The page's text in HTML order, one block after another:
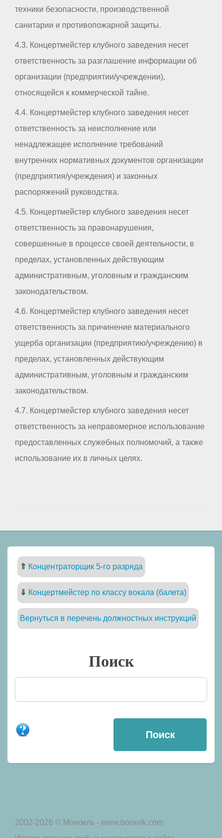
техники безопасности, производственной
санитарии и противопожарной защиты.
4.3. Концертмейстер клубного заведения несет
ответственность за разглашение информации об
организации (предприятии/учреждении),
относящейся к коммерческой тайне.
4.4. Концертмейстер клубного заведения несет
ответственность за неисполнение или
ненадлежащее исполнение требований
внутренних нормативных документов организации
(предприятия/учреждения) и законных
распоряжений руководства.
4.5. Концертмейстер клубного заведения несет
ответственность за правонарушения,
совершенные в процессе своей деятельности, в
пределах, установленных действующим
административным, уголовным и гражданским
законодательством.
4.6. Концертмейстер клубного заведения несет
ответственность за причинение материального
ущерба организации (предприятию/учреждению) в
пределах, установленных действующим
административным, уголовным и гражданским
законодательством.
4.7. Концертмейстер клубного заведения несет
ответственность за неправомерное использование
предоставленных служебных полномочий, а также
использование их в личных целях.
⇑ Концентраторщик 5-го разряда
⇓ Концертмейстер по классу вокала (балета)
Вернуться в перечень должностных инструкций
Поиск
2002-2026 © Монокль - www.borovik.com